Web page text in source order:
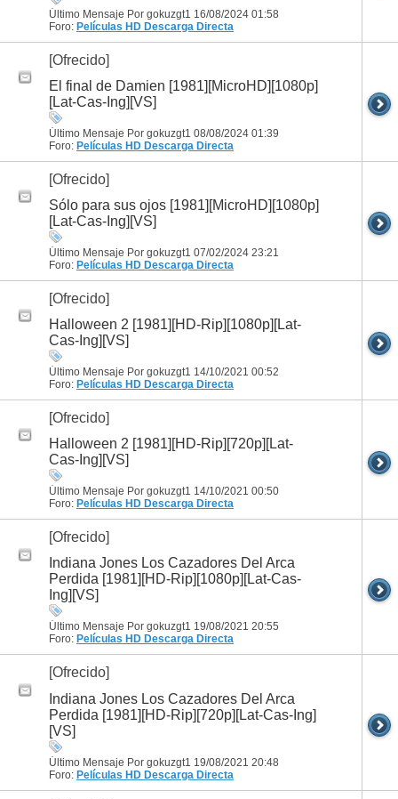
Último Mensaje Por gokuzgt1 16/08/2024 01:58
Foro: Películas HD Descarga Directa
[Ofrecido]
El final de Damien [1981][MicroHD][1080p]
[Lat-Cas-Ing][VS]
Último Mensaje Por gokuzgt1 08/08/2024 01:39
Foro: Películas HD Descarga Directa
[Ofrecido]
Sólo para sus ojos [1981][MicroHD][1080p]
[Lat-Cas-Ing][VS]
Último Mensaje Por gokuzgt1 07/02/2024 23:21
Foro: Películas HD Descarga Directa
[Ofrecido]
Halloween 2 [1981][HD-Rip][1080p][Lat-
Cas-Ing][VS]
Último Mensaje Por gokuzgt1 14/10/2021 00:52
Foro: Películas HD Descarga Directa
[Ofrecido]
Halloween 2 [1981][HD-Rip][720p][Lat-
Cas-Ing][VS]
Último Mensaje Por gokuzgt1 14/10/2021 00:50
Foro: Películas HD Descarga Directa
[Ofrecido]
Indiana Jones Los Cazadores Del Arca
Perdida [1981][HD-Rip][1080p][Lat-Cas-
Ing][VS]
Último Mensaje Por gokuzgt1 19/08/2021 20:55
Foro: Películas HD Descarga Directa
[Ofrecido]
Indiana Jones Los Cazadores Del Arca
Perdida [1981][HD-Rip][720p][Lat-Cas-Ing]
[VS]
Último Mensaje Por gokuzgt1 19/08/2021 20:48
Foro: Películas HD Descarga Directa